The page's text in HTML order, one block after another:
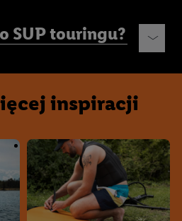
SUP touringu?
inspiracji